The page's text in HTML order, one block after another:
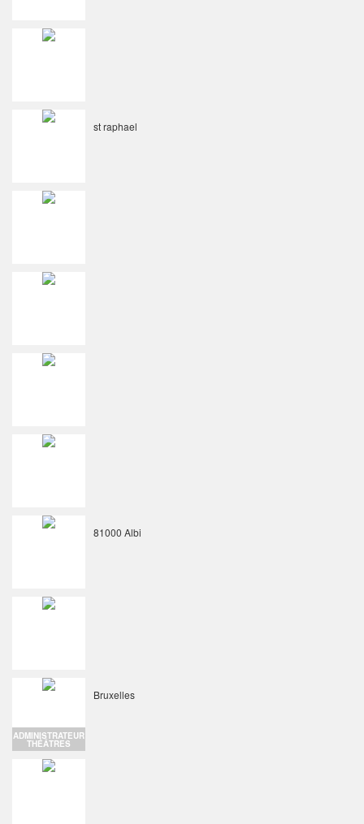
st raphael
81000 Albi
ADMINISTRATEUR
THÉÂTRES
Bruxelles